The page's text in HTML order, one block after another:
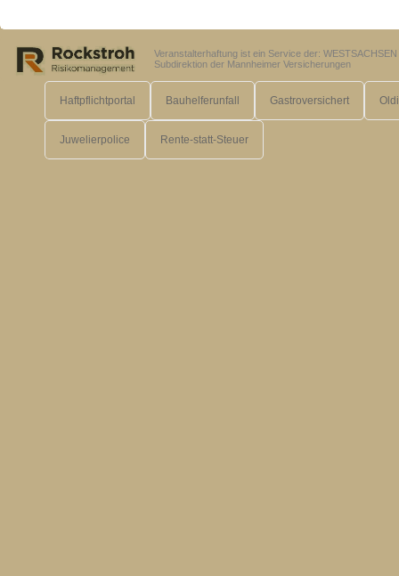
Veranstalterhaftung ist ein Service der:
Subdirektion der Mannheimer Versicherungen
Haftpflichtportal Bauhelferunfall Gastroversichert
Juwelierpolice Rente-statt-Steuer